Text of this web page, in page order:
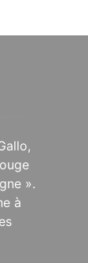
».
à